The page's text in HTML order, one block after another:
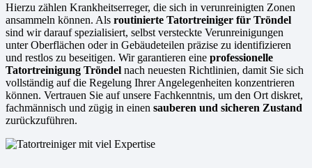
Hierzu zählen Krankheitserreger, die sich in verunreinigten Zonen
ansammeln können. Als routinierte Tatortreiniger für Tröndel
sind wir darauf spezialisiert, selbst versteckte Verunreinigungen
unter Oberflächen oder in Gebäudeteilen präzise zu identifizieren
und restlos zu beseitigen. Wir garantieren eine professionelle
Tatortreinigung Tröndel nach neuesten Richtlinien, damit Sie sich
vollständig auf die Regelung Ihrer Angelegenheiten konzentrieren
können. Vertrauen Sie auf unsere Fachkenntnis, um den Ort diskret,
fachmännisch und zügig in einen sauberen und sicheren Zustand
zurückzuführen.